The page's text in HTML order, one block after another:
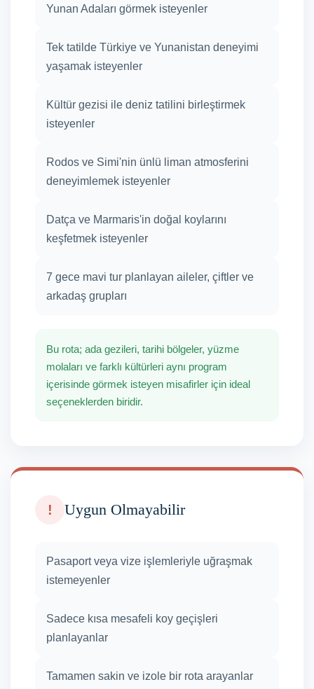
Yunan Adaları görmek isteyenler
Tek tatilde Türkiye ve Yunanistan deneyimi
yaşamak isteyenler
Kültür gezisi ile deniz tatilini birleştirmek
isteyenler
Rodos ve Simi'nin ünlü liman atmosferini
deneyimlemek isteyenler
Datça ve Marmaris'in doğal koylarını
keşfetmek isteyenler
7 gece mavi tur planlayan aileler, çiftler ve
arkadaş grupları
Bu rota; ada gezileri, tarihi bölgeler, yüzme
molaları ve farklı kültürleri aynı program
içerisinde görmek isteyen misafirler için ideal
seçeneklerden biridir.
! Uygun Olmayabilir
Pasaport veya vize işlemleriyle uğraşmak
istemeyenler
Sadece kısa mesafeli koy geçişleri
planlayanlar
Tamamen sakin ve izole bir rota arayanlar